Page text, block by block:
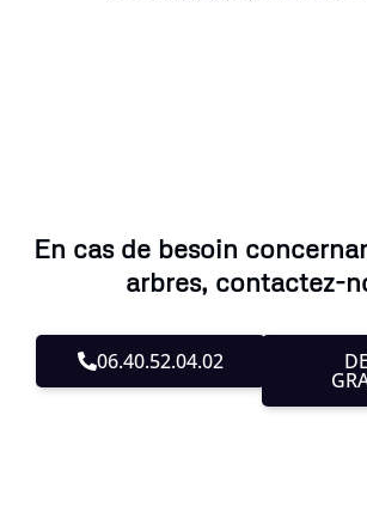
En cas de besoin
arbres, contactez-
06.40.52.04.02